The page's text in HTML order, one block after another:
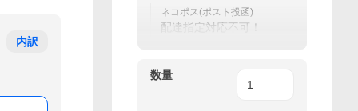
内訳
ネコポス(ポスト投函)
配達指定対応不可！
数量